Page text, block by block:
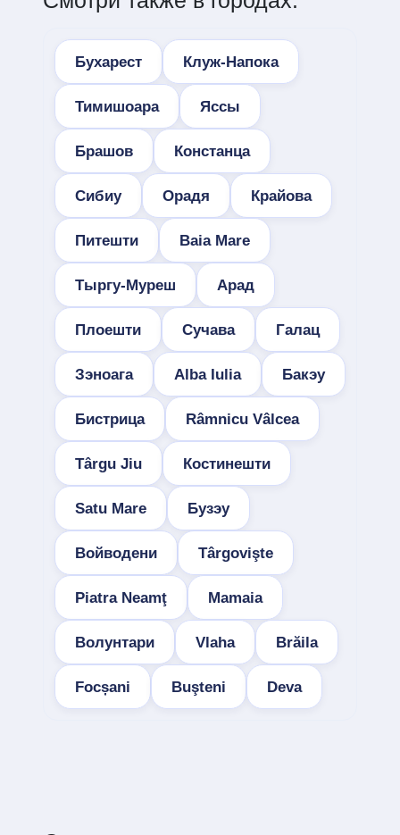
Бухарест Клуж-Напока
Тимишоара Яссы
Брашов Констанца
Сибиу Орадя Крайова
Питешти Baia Mare
Тыргу-Муреш Арад
Плоешти Сучава Галац
Зэноага Alba Iulia Бакэу
Бистрица Râmnicu Vâlcea
Târgu Jiu Костинешти
Satu Mare Бузэу
Войводени Târgovişte
Piatra Neamţ Mamaia
Волунтари Vlaha Brăila
Focșani Buşteni Deva